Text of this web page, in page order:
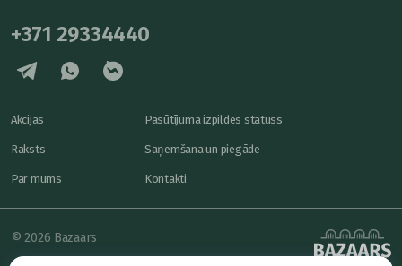
+371 29334440
Akcijas
Raksts
Par mums
Pasūtījuma izpildes statuss
Saņemšana un piegāde
Kontakti
© 2026 Bazaars